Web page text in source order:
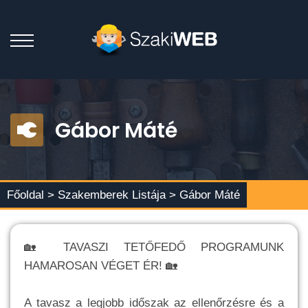
Gábor Máté
Főoldal > Szakemberek Listája > Gábor Máté
🏡 TAVASZI TETŐFEDŐ PROGRAMUNK
HAMAROSAN VÉGET ÉR! 🏡
A tavasz a legjobb időszak az ellenőrzésre és a